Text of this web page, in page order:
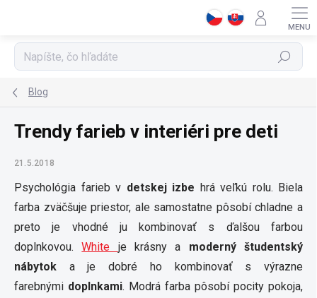
Hľadať
Blog
Trendy farieb v interiéri pre deti
21.5.2018
Psychológia farieb v detskej izbe hrá veľkú rolu. Biela
farba zväčšuje priestor, ale samostatne pôsobí chladne a
preto je vhodné ju kombinovať s ďalšou farbou
doplnkovou.White je krásny a moderný študentský
nábytok a je dobré ho kombinovať s výrazne
farebnými doplnkami. Modrá farba pôsobí pocity pokoja,